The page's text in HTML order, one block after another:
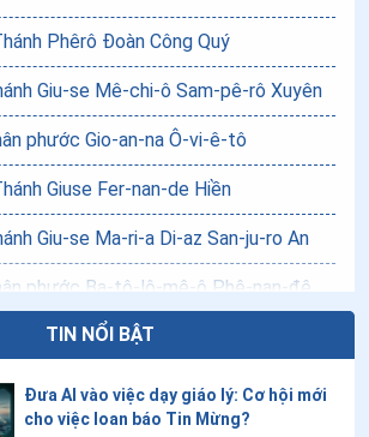
Phêrô Đoàn Công Quý
Giu-se Mê-chi-ô Sam-pê-rô Xuyên
phước Gio-an-na Ô-vi-ê-tô
Giuse Fer-nan-de Hiền
Giu-se Ma-ri-a Di-az San-ju-ro An
phước Ba-tô-lô-mê-ô Phê-nan-đê
phước Xét-Lao
phước Gia-cô-bê Vô-ra-gi-lê
TIN NỔI BẬT
Đưa AI vào việc dạy giáo lý: Cơ hội mới
cho việc loan báo Tin Mừng?